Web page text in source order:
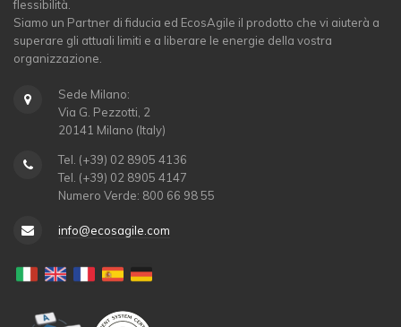
flessibilità.
Siamo un Partner di fiducia ed EcosAgile il prodotto che vi aiuterà a
superare gli attuali limiti e a liberare le energie della vostra
organizzazione.
Sede Milano:
Via G. Pezzotti, 2
20141 Milano (Italy)
Tel. (+39) 02 8905 4136
Tel. (+39) 02 8905 4147
Numero Verde: 800 66 98 55
info@ecosagile.com